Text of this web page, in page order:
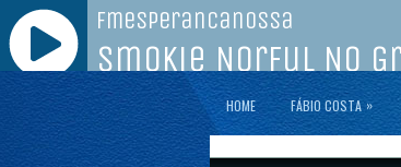
HOME FÁBIO COSTA »